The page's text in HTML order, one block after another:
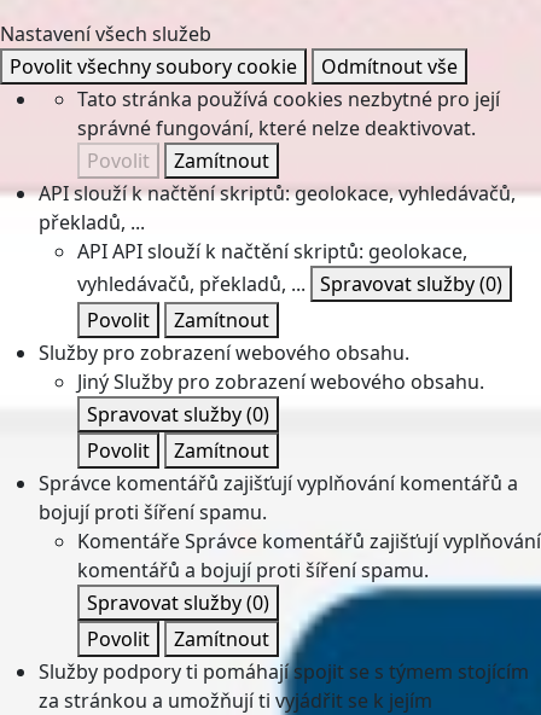
Nastavení všech služeb
Povolit všechny soubory cookie
Odmítnout vše
Tato stránka používá cookies nezbytné pro její
správné fungování, které nelze deaktivovat.
Povolit
Zamítnout
API slouží k načtění skriptů: geolokace, vyhledávačů,
překladů, ...
APIAPI slouží k načtění skriptů: geolokace,
vyhledávačů, překladů, ... Spravovat služby(0)
Povolit
Zamítnout
Služby pro zobrazení webového obsahu.
JinýSlužby pro zobrazení webového obsahu.
Spravovat služby(0)
Povolit
Zamítnout
Správce komentářů zajišťují vyplňování komentářů a
bojují proti šíření spamu.
KomentářeSprávce komentářů zajišťují vyplňování
komentářů a bojují proti šíření spamu.
Spravovat služby(0)
Povolit
Zamítnout
Služby podpory ti pomáhají spojit se s týmem stojícím
za stránkou a umožňují ti vyjádřit se k jejím